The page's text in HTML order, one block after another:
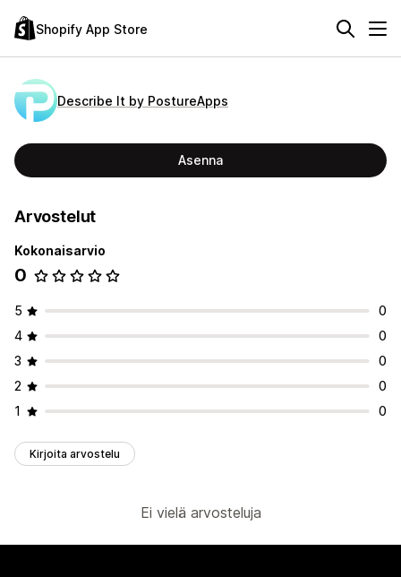
Shopify App Store
Describe It by PostureApps
Asenna
Arvostelut
Kokonaisarvio
0
5
0
4
0
3
0
2
0
1
0
Kirjoita arvostelu
Ei vielä arvosteluja